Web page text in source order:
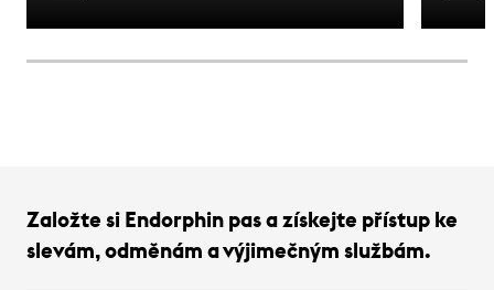
není jen nostalgií - je to závazek. Důkaz
Založte si Endorphin pas a získejte přístup ke
slevám, odměnám a výjimečným službám.